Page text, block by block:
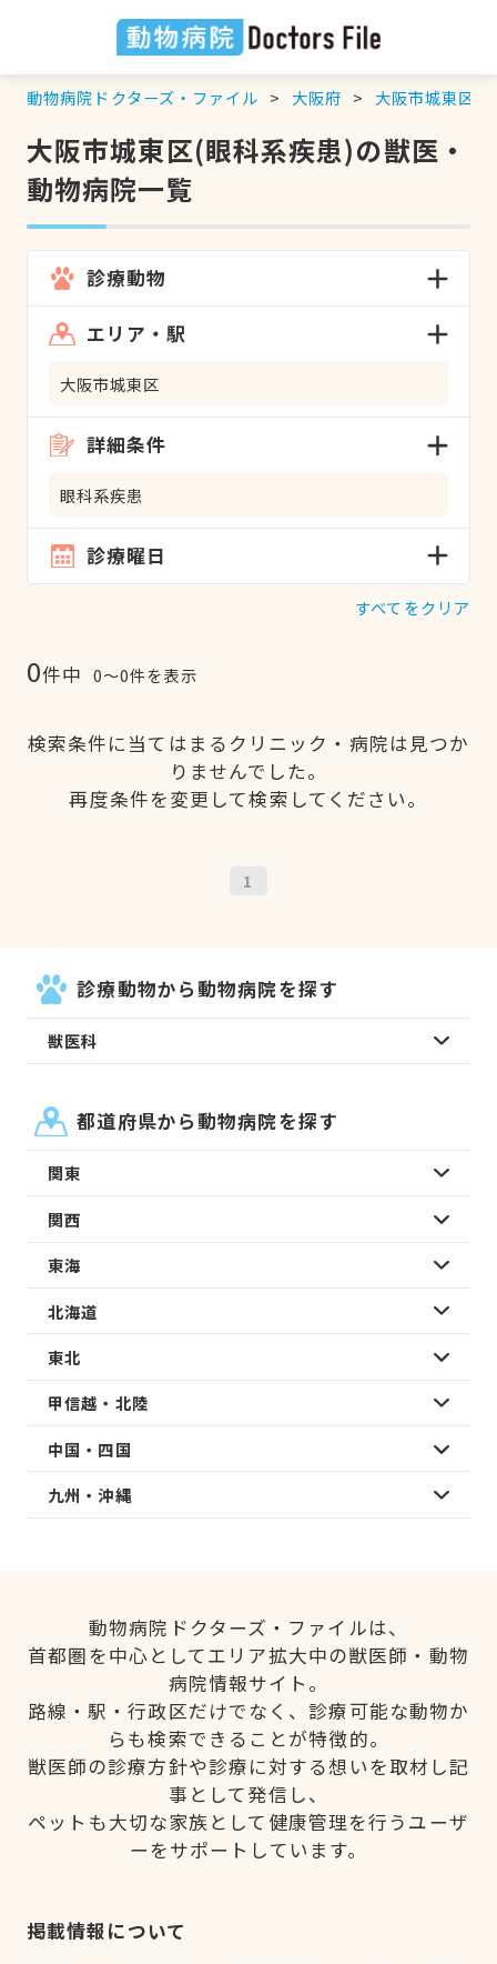
動物病院ドクターズ・ファイル 大阪府 大阪市城東区
大阪市城東区(眼科系疾患)の獣医・
動物病院一覧
診療動物
エリア・駅
大阪市城東区
詳細条件
眼科系疾患
診療曜日
すべてをクリア
0件中 0〜0件を表示
検索条件に当てはまるクリニック・病院は見つか
りませんでした。
再度条件を変更して検索してください。
1
診療動物から動物病院を探す
獣医科
都道府県から動物病院を探す
関東
関西
東海
北海道
東北
甲信越・北陸
中国・四国
九州・沖縄
動物病院ドクターズ・ファイルは、
首都圏を中心としてエリア拡大中の獣医師・動物
病院情報サイト。
路線・駅・行政区だけでなく、診療可能な動物か
らも検索できることが特徴的。
獣医師の診療方針や診療に対する想いを取材し記
事として発信し、
ペットも大切な家族として健康管理を行うユーザ
ーをサポートしています。
掲載情報について